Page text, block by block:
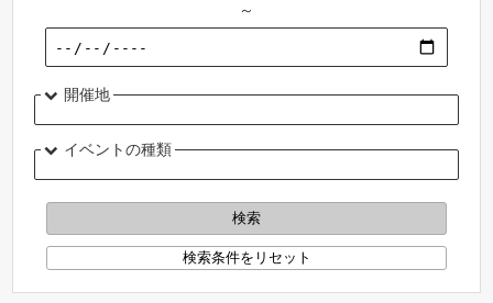
～
開催地
イベントの種類